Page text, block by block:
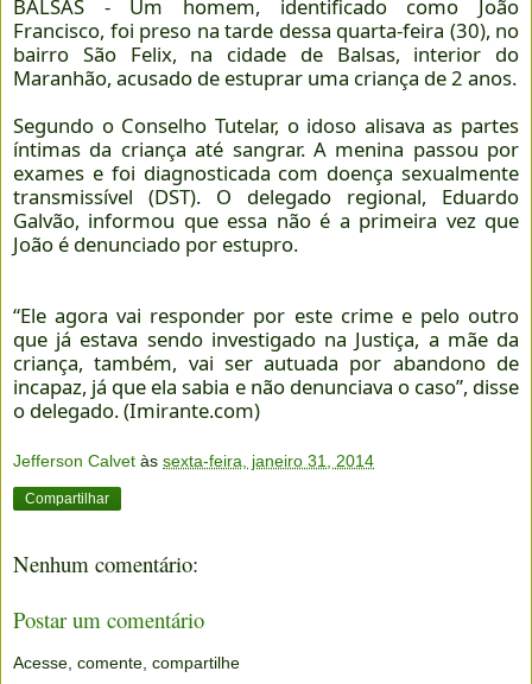
BALSAS - Um homem, identificado como João
Francisco, foi preso na tarde dessa quarta-feira (30), no
bairro São Felix, na cidade de Balsas, interior do
Maranhão, acusado de estuprar uma criança de 2 anos.
Segundo o Conselho Tutelar, o idoso alisava as partes
íntimas da criança até sangrar. A menina passou por
exames e foi diagnosticada com doença sexualmente
transmissível (DST). O delegado regional, Eduardo
Galvão, informou que essa não é a primeira vez que
João é denunciado por estupro.
“Ele agora vai responder por este crime e pelo outro
que já estava sendo investigado na Justiça, a mãe da
criança, também, vai ser autuada por abandono de
incapaz, já que ela sabia e não denunciava o caso”, disse
o delegado. (Imirante.com)
Jefferson Calvet às sexta-feira, janeiro 31, 2014
Compartilhar
Nenhum comentário:
Postar um comentário
Acesse, comente, compartilhe